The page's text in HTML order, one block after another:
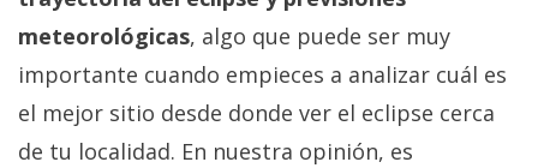
meteorológicas, algo que puede ser muy
importante cuando empieces a analizar cuál es
el mejor sitio desde donde ver el eclipse cerca
de tu localidad. En nuestra opinión, es